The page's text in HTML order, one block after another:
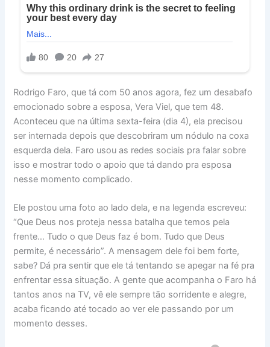
Rodrigo Faro, que tá com 50 anos agora, fez um desabafo
emocionado sobre a esposa, Vera Viel, que tem 48.
Aconteceu que na última sexta-feira (dia 4), ela precisou
ser internada depois que descobriram um nódulo na coxa
esquerda dela. Faro usou as redes sociais pra falar sobre
isso e mostrar todo o apoio que tá dando pra esposa
nesse momento complicado.
Ele postou uma foto ao lado dela, e na legenda escreveu:
“Que Deus nos proteja nessa batalha que temos pela
frente… Tudo o que Deus faz é bom. Tudo que Deus
permite, é necessário”. A mensagem dele foi bem forte,
sabe? Dá pra sentir que ele tá tentando se apegar na fé pra
enfrentar essa situação. A gente que acompanha o Faro há
tantos anos na TV, vê ele sempre tão sorridente e alegre,
acaba ficando até tocado ao ver ele passando por um
momento desses.